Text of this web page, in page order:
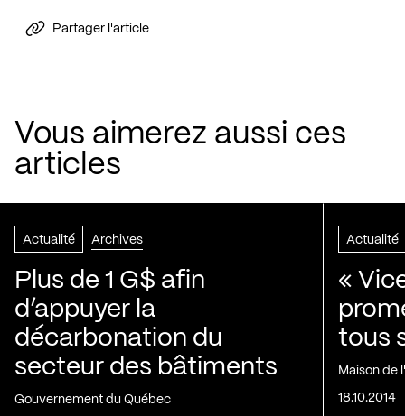
Partager l'article
Vous aimerez aussi ces
articles
Actualité Archives
Plus de 1 G$ afin
d’appuyer la
décarbonation du
secteur des bâtiments
Gouvernement du Québec
Actualité
«
tous
Maison de
18.10.2014